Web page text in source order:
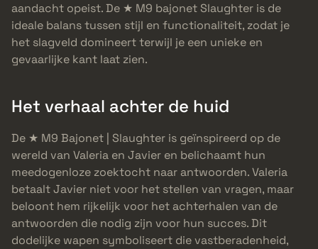
aandacht opeist. De ★ M9 bajonet Slaughter is de
ideale balans tussen stijl en functionaliteit, zodat je
het slagveld domineert terwijl je een unieke en
gevaarlijke kant laat zien.
Het verhaal achter de huid
De ★ M9 Bajonet | Slaughter is geïnspireerd op de
wereld van Valeria en Javier en belichaamt hun
meedogenloze zoektocht naar antwoorden. Valeria
betaalt Javier niet voor het stellen van vragen, maar
beloont hem rijkelijk voor het achterhalen van de
antwoorden die nodig zijn voor hun succes. Dit
dodelijke wapen symboliseert die vastberadenheid,